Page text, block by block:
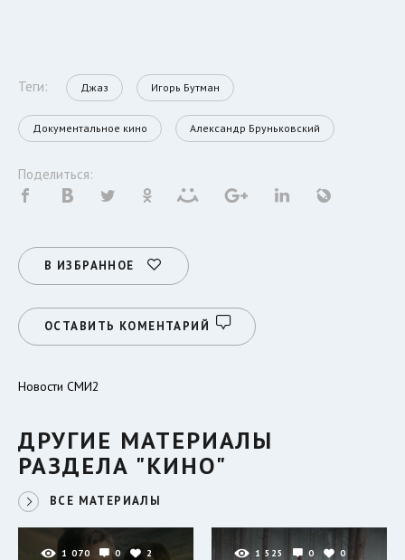
Теги: Джаз Игорь Бутман
Документальное кино Александр Бруньковский
Поделиться:
В ИЗБРАННОЕ
ОСТАВИТЬ КОМЕНТАРИЙ
Новости СМИ2
ДРУГИЕ МАТЕРИАЛЫ
РАЗДЕЛА "КИНО"
ВСЕ МАТЕРИАЛЫ
1 070 0 2 1 525 0 0